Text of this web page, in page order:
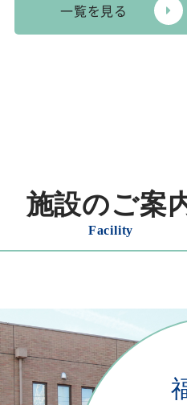
一覧を見る
施設のご案
Facility